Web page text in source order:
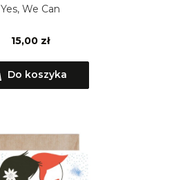
Yes, We Can
15,00 zł
Do koszyka